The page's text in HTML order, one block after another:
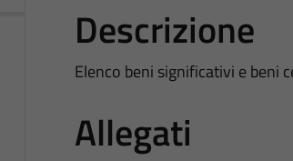
Descrizione
Elenco beni significativi e beni
Allegati